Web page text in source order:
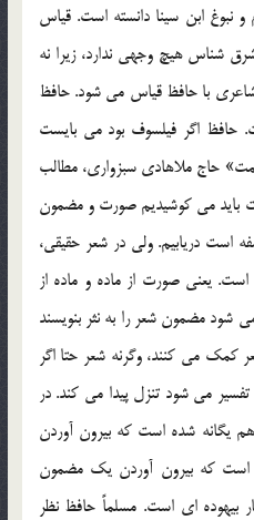
و نبوغ ابن سینا دانسته است. قیاس
شناس هیچ وجهی ندارد، زیرا نه
با حافظ قیاس می شود. حافظ
حافظ اگر فیلسوف بود می بایست
حاج ملاهادی سبزواری، مطالب
باید می کوشیدیم صورت و مضمون
است دریابیم. ولی در شعر حقیقی،
یعنی صورت از ماده و ماده از
مضمون شعر را به نثر بنویسند
کمک می کنند، وگرنه شعر حتا اگر
می شود تنزل پیدا می کند. در
یگانه شده است که بیرون آوردن
که بیرون آوردن یک مضمون
بیهوده ای است. مسلماً حافظ نظر